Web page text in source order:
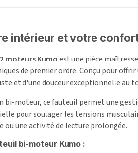
intérieur et votre
moteurs Kumoest une pièce
de premier ordre. Conçu pour
et d'une douceur exceptionnelle au
bi-moteur, ce fauteuil permet une
pour soulager les tensions
ou une activité de lecture prolongée.
bi-moteur Kumo :